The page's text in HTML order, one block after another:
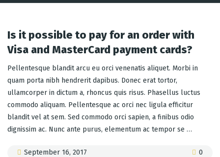
Is it possible to pay for an order with
Visa and MasterCard payment cards?
Pellentesque blandit arcu eu orci venenatis aliquet. Morbi in
quam porta nibh hendrerit dapibus. Donec erat tortor,
ullamcorper in dictum a, rhoncus quis risus. Phasellus luctus
commodo aliquam. Pellentesque ac orci nec ligula efficitur
blandit vel at sem. Sed commodo orci sapien, a finibus odio
dignissim ac. Nunc ante purus, elementum ac tempor se …
September 16, 2017 0